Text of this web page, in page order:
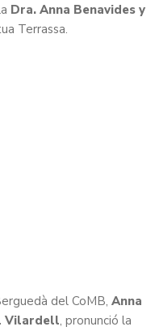
Dra. Anna Benavides y
Terrassa.
del CoMB, Anna
Vilardell, pronunció la